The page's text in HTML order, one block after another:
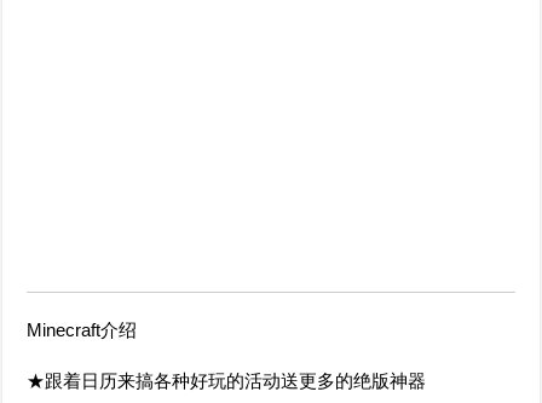
Minecraft介绍
★跟着日历来搞各种好玩的活动送更多的绝版神器